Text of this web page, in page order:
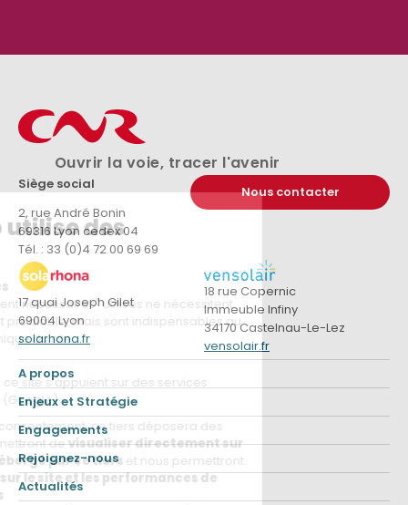
Ouvrir la voie, tracer l'avenir
Siège social
2, rue André Bonin
69316 Lyon cedex 04
Tél. : 33 (0)4 72 00 69 69
Nous contacter
17 quai Joseph Gilet
69004 Lyon
solarhona.fr
18 rue Copernic
Immeuble Infiny
34170 Castelnau-Le-Lez
vensolair.fr
A propos
Enjeux et Stratégie
Engagements
Rejoignez-nous
Actualités